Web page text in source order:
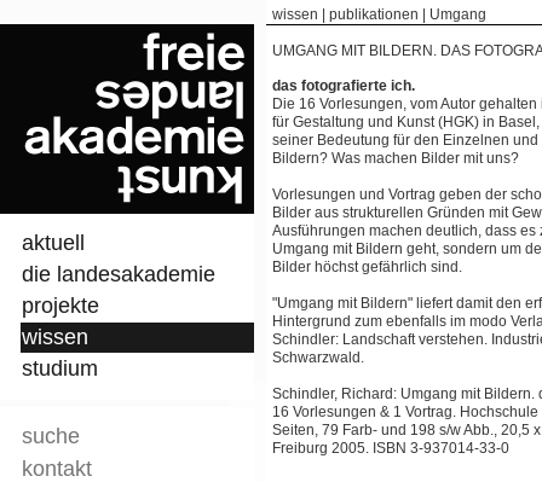
aktuell
die landesakademie
projekte
wissen
studium
suche
kontakt
wissen publikationen Umgang
UMGANG MIT BILDERN. DAS
das fotografierte ich.
Die 16 Vorlesungen, vom Autor
für Gestaltung und Kunst (HGK) in
seiner Bedeutung für den Einzelnen
Bildern? Was machen Bilder mit uns?
Vorlesungen und Vortrag geben der
Bilder aus strukturellen Gründen mit
Ausführungen machen deutlich, dass
Umgang mit Bildern geht, sondern um
Bilder höchst gefährlich sind.
"Umgang mit Bildern" liefert damit den
Hintergrund zum ebenfalls im modo
Schindler: Landschaft verstehen.
Schwarzwald.
Schindler, Richard: Umgang mit Bildern.
16 Vorlesungen & 1 Vortrag.
Seiten, 79 Farb- und 198 s/w Abb., 20,5
Freiburg 2005. ISBN 3-937014-33-0